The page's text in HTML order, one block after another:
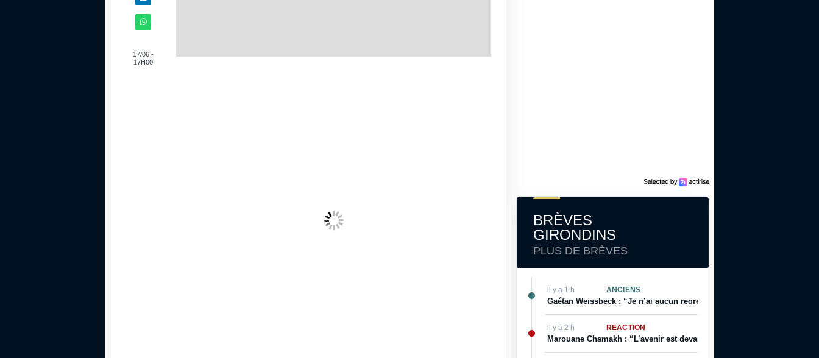
17/06 -
17H00
BRÈVES
GIRONDINS
PLUS DE BRÈVES
il y a 1 h ANCIENS
Gaétan Weissbeck : “Je n’ai aucun regret sur mon choix qui a été fait
il y a 2 h RÉACTION
Marouane Chamakh : “L’avenir est devant nous, et je serai bientôt prêt”